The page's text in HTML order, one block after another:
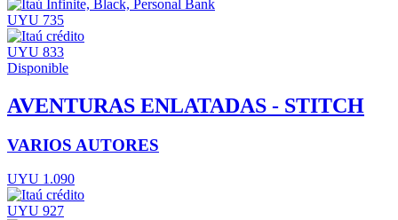
UYU 735
UYU 833
Disponible
AVENTURAS ENLATADAS - STITCH
VARIOS AUTORES
UYU 1.090
UYU 927